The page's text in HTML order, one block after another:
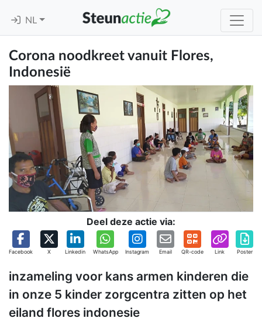
NL
Corona noodkreet vanuit Flores,
Indonesië
Deel deze actie via:
Facebook X Linkedin WhatsApp Instagram Email QR-code Link Poster
inzameling voor kans armen kinderen die
in onze 5 kinder zorgcentra zitten op het
eiland flores indonesie